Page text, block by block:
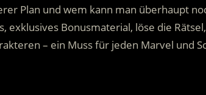
Plan und wem kann man überhaupt
exklusives Bonusmaterial, löse die
– ein Muss für jeden Marvel und